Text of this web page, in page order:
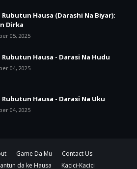
Hausa (Darashi Na Biyar):
Dirka
05, 2025
Hausa - Darasi Na Hudu
04, 2025
Hausa - Darasi Na Uku
04, 2025
Game Da Mu
Contact Us
da ke Hausa
Kacici-Kacici